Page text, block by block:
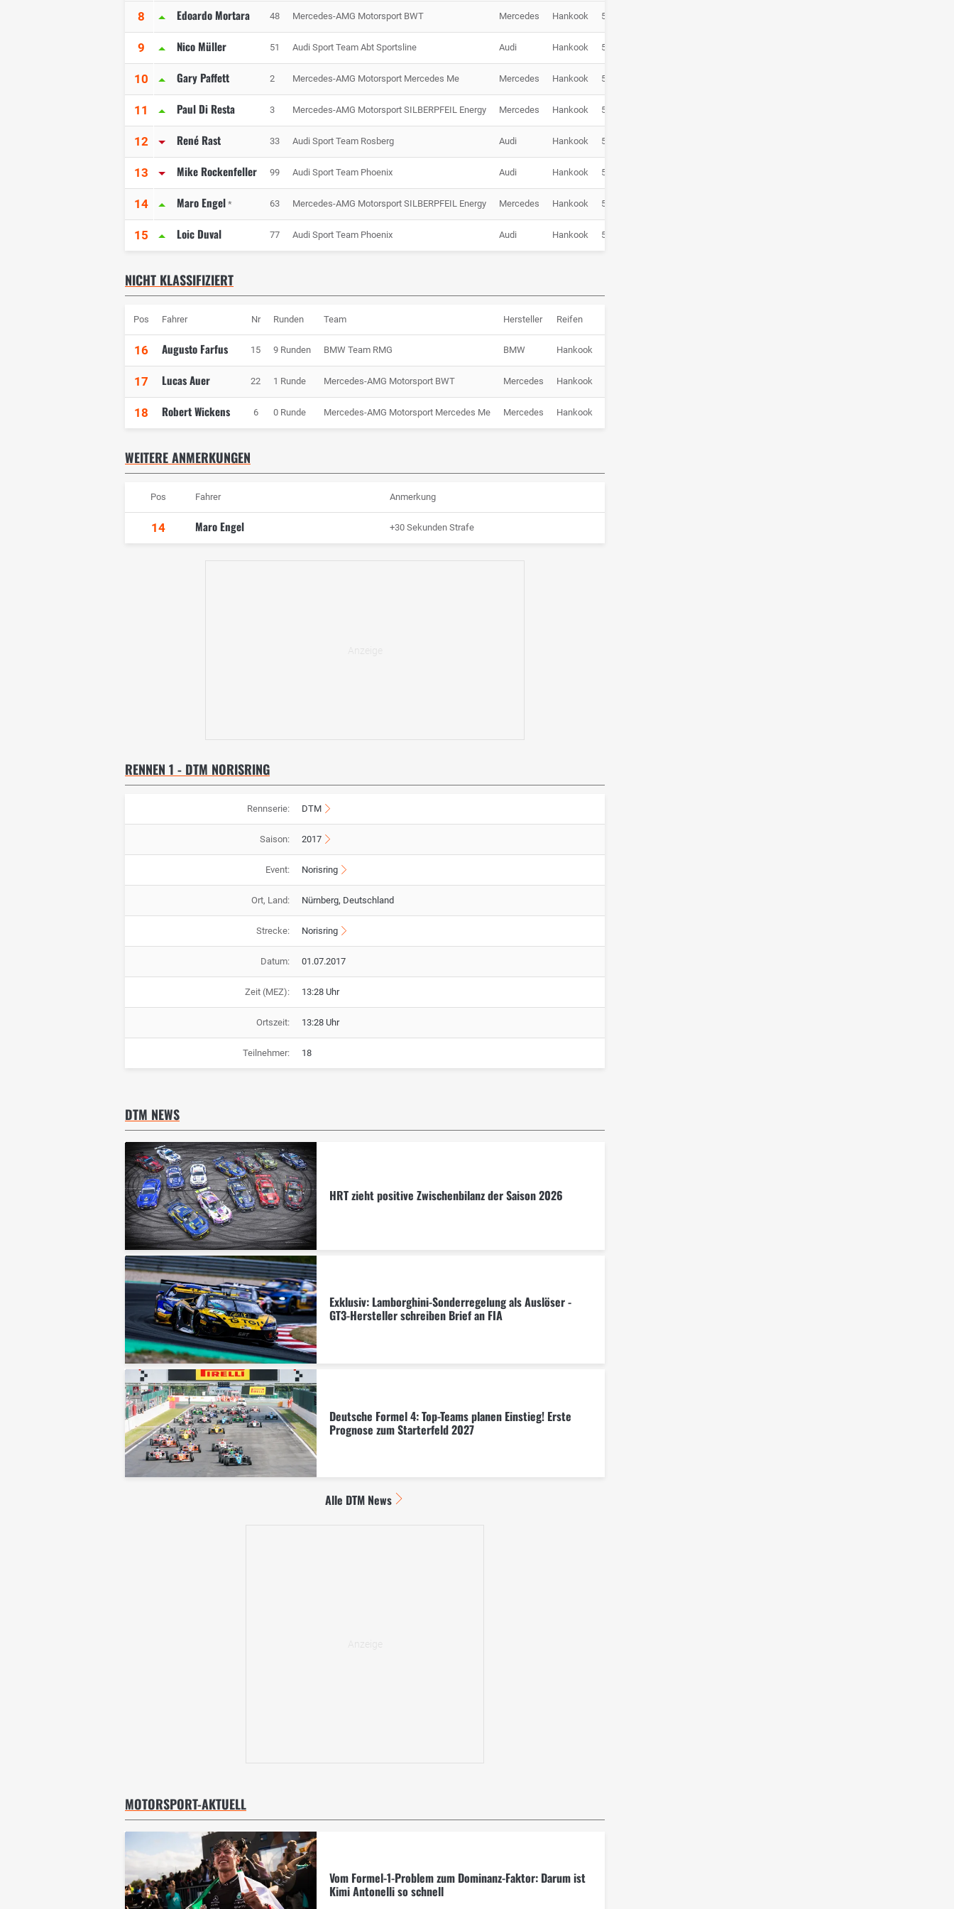
8 Edoardo Mortara 48 Mercedes-AMG Motorsport BWT Mercedes Hankook 53:35.860
9 Nico Müller 51 Audi Sport Team Abt Sportsline Audi Hankook 53:36.887
10 Gary Paffett 2 Mercedes-AMG Motorsport Mercedes Me Mercedes Hankook 53:50.239
11 Paul Di Resta 3 Mercedes-AMG Motorsport SILBERPFEIL Energy Mercedes Hankook 53:50.518
12 René Rast 33 Audi Sport Team Rosberg Audi Hankook 53:50.889
13 Mike Rockenfeller 99 Audi Sport Team Phoenix Audi Hankook 53:56.819
14 Maro Engel * 63 Mercedes-AMG Motorsport SILBERPFEIL Energy Mercedes Hankook 54:28.060
15 Loic Duval 77 Audi Sport Team Phoenix Audi Hankook 53:44.387
NICHT KLASSIFIZIERT
Pos Fahrer Nr Runden Team Hersteller Reifen
16 Augusto Farfus 15 9 Runden BMW Team RMG BMW Hankook
17 Lucas Auer 22 1 Runde Mercedes-AMG Motorsport BWT Mercedes Hankook
18 Robert Wickens 6 0 Runde Mercedes-AMG Motorsport Mercedes Me Mercedes Hankook
WEITERE ANMERKUNGEN
Pos Fahrer Anmerkung
14 Maro Engel +30 Sekunden Strafe
RENNEN 1 - DTM NORISRING
Rennserie: DTM
Saison: 2017
Event: Norisring
Ort, Land: Nürnberg, Deutschland
Strecke: Norisring
Datum: 01.07.2017
Zeit (MEZ): 13:28 Uhr
Ortszeit: 13:28 Uhr
Teilnehmer: 18
DTM NEWS
HRT zieht positive Zwischenbilanz der Saison 2026
Exklusiv: Lamborghini-Sonderregelung als Auslöser -
GT3-Hersteller schreiben Brief an FIA
Deutsche Formel 4: Top-Teams planen Einstieg! Erste
Prognose zum Starterfeld 2027
Alle DTM News
MOTORSPORT-AKTUELL
Vom Formel-1-Problem zum Dominanz-Faktor: Darum ist
Kimi Antonelli so schnell